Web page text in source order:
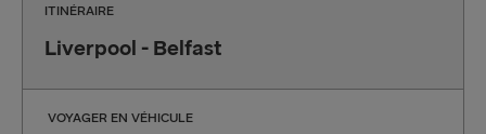
ITINÉRAIRE
Liverpool - Belfast
VOYAGER EN VÉHICULE